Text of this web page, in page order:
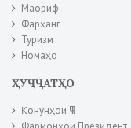
Маориф
Фарҳанг
Туризм
Номаҳо
ҲУҶҶАТҲО
Қонунҳои ҶТ